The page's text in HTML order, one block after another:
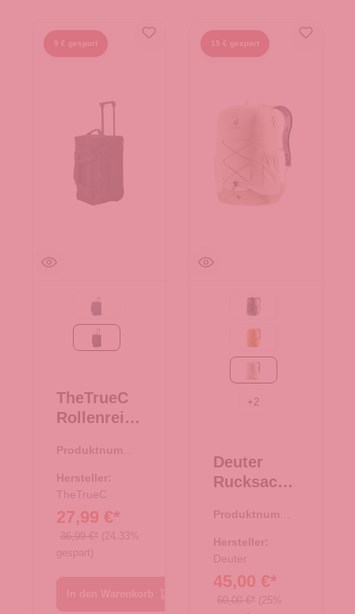
9 € gespart
schwarz
TheTrueC
Rollenreise
50cm
Berlin 2.0
schwarz
Produktnumme
Hersteller:
TheTrueC
27,99 €*
36,99 €* (24.33%
gespart)
15 € gespart
Black
amber-maple
bone-desert
+2
Deuter
Rucksack
bone-
desert
Produktnumme
Hersteller:
Deuter
45,00 €*
60,00 €* (25%